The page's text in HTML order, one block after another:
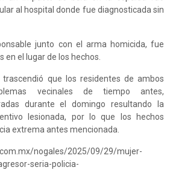
al hospital donde fue diagnosticada sin
junto con el arma homicida, fue
en el lugar de los hechos.
que los residentes de ambos
vecinales de tiempo antes,
durante el domingo resultando la
lesionada, por lo que los hechos
extrema antes mencionada.
nogales/2025/09/29/mujer-
seria-policia-